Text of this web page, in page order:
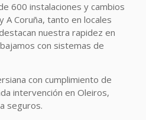
600 instalaciones y cambios
A Coruña, tanto en locales
nuestra rapidez en
con sistemas de
con cumplimiento de
intervención en Oleiros,
seguros.